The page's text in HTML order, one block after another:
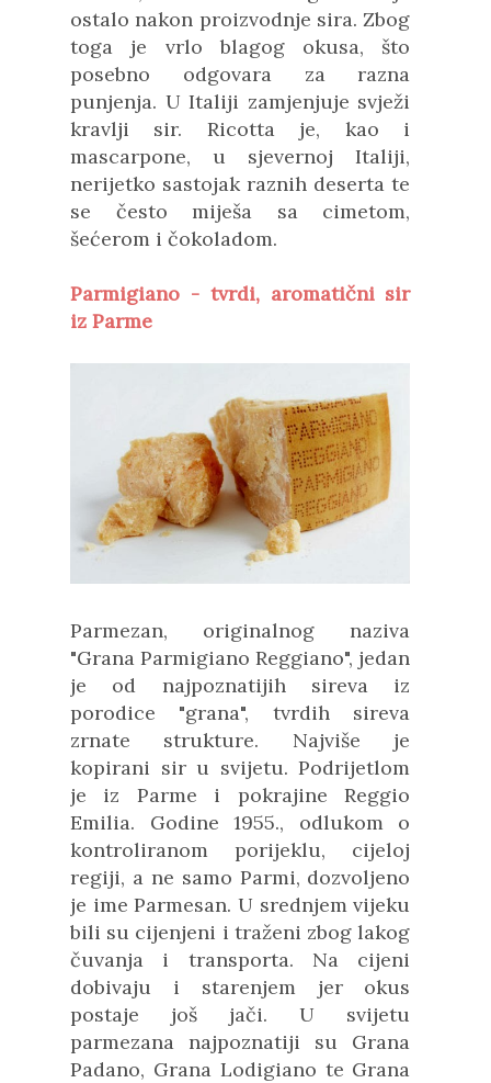
ostalo nakon proizvodnje sira. Zbog
toga je vrlo blagog okusa, što
posebno odgovara za razna
punjenja. U Italiji zamjenjuje svježi
kravlji sir. Ricotta je, kao i
mascarpone, u sjevernoj Italiji,
nerijetko sastojak raznih deserta te
se često miješa sa cimetom,
šećerom i čokoladom.
Parmigiano - tvrdi, aromatični sir
iz Parme
Parmezan, originalnog naziva
"Grana Parmigiano Reggiano", jedan
je od najpoznatijih sireva iz
porodice "grana", tvrdih sireva
zrnate strukture. Najviše je
kopirani sir u svijetu. Podrijetlom
je iz Parme i pokrajine Reggio
Emilia. Godine 1955., odlukom o
kontroliranom porijeklu, cijeloj
regiji, a ne samo Parmi, dozvoljeno
je ime Parmesan. U srednjem vijeku
bili su cijenjeni i traženi zbog lakog
čuvanja i transporta. Na cijeni
dobivaju i starenjem jer okus
postaje još jači. U svijetu
parmezana najpoznatiji su Grana
Padano, Grana Lodigiano te Grana